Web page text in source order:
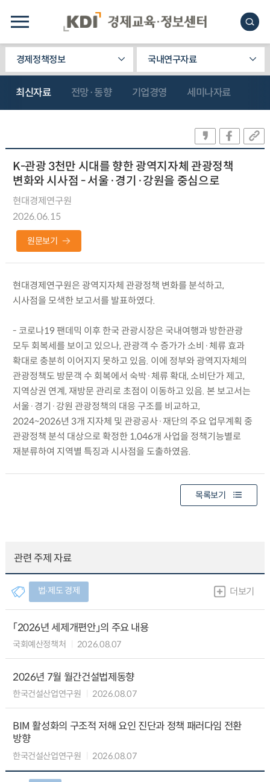
경제정책정보 국내연구자료
최신자료 전망·동향 기업경영 세미나자료
K-관광 3천만 시대를 향한 광역지자체 관광정책
변화와 시사점 - 서울·경기·강원을 중심으로
현대경제연구원
2026.06.15
원문보기
현대경제연구원은 광역지자체 관광정책 변화를 분석하고,
시사점을 모색한 보고서를 발표하였다.
- 코로나19 팬데믹 이후 한국 관광시장은 국내여행과 방한관광
모두 회복세를 보이고 있으나, 관광객 수 증가가 소비·체류 효과
확대로 충분히 이어지지 못하고 있음. 이에 정부와 광역지자체의
관광정책도 방문객 수 회복에서 숙박·체류 확대, 소비단가 제고,
지역상권 연계, 재방문 관리로 초점이 이동하고 있음. 본 보고서는
서울·경기·강원 관광정책의 대응 구조를 비교하고,
2024~2026년 3개 지자체 및 관광공사·재단의 주요 업무계획 중
관광정책 분석 대상으로 확정한 1,046개 사업을 정책기능별로
재분류하여 지역별 특징과 시사점을 도출하였음.
목록보기
관련 주제 자료
법∙제도 경제 더보기
「2026년 세제개편안」의 주요 내용
국회예산정책처 2026.08.07
2026년 7월 월간건설법제동향
한국건설산업연구원 2026.08.07
BIM 활성화의 구조적 저해 요인 진단과 정책 패러다임 전환
방향
한국건설산업연구원 2026.08.07